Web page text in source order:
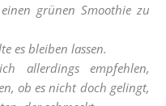
grünen Smoothie zu
es bleiben lassen.
allerdings empfehlen,
ob es nicht doch gelingt,